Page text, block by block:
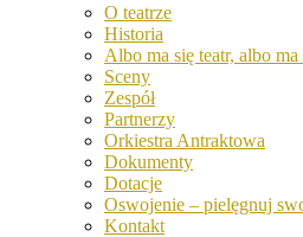
O teatrze
Historia
Albo ma się teatr, albo
Sceny
Zespół
Partnerzy
Orkiestra Antraktowa
Dokumenty
Dotacje
Oswojenie – pielęgnuj
Kontakt